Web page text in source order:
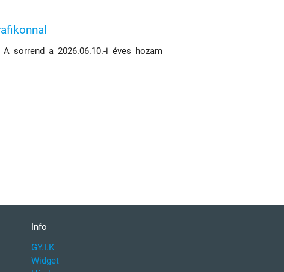
sorrend a 2026.06.10.-i éves hozam
Info
GY.I.K
Widget